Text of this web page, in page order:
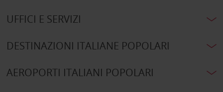
UFFICI E SERVIZI
DESTINAZIONI ITALIANE POPOLARI
AEROPORTI ITALIANI POPOLARI